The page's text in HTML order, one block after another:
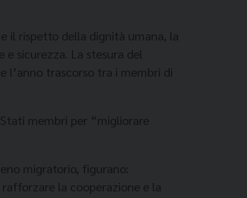
il rispetto della dignità umana, la
sicurezza. La stesura del
l’anno trascorso tra i membri di
membri per “migliorare
migratorio, figurano:
la cooperazione e la